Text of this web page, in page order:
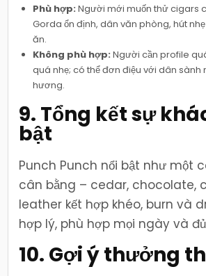
Phù hợp: Người mới muốn thử cigars
Gorda ổn định, dân văn phòng, hút
ăn.
Không phù hợp: Người cần profile
quá nhẹ; có thể đơn điệu với dân sành
hương.
9. Tổng kết sự
bật
Punch Punch nổi bật như một
cân bằng – cedar, chocolate,
leather kết hợp khéo, burn và
hợp lý, phù hợp mọi ngày và
10. Gợi ý thưởng